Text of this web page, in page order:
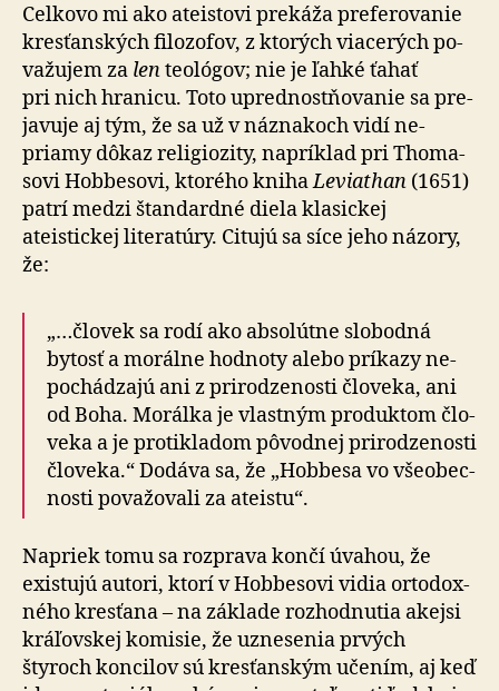
Celkovo mi ako ateistovi prekáža pre­fe­ro­vanie
kres­ťan­ských filo­zofov, z ktorých via­cerých po­
va­žujem za lenteo­ló­gov; nie je ľahké ťahať
pri nich hra­nicu. Toto upred­nostňo­vanie sa pre­
ja­vuje aj tým, že sa už v náznakoch vidí ne­
priamy dôkaz re­li­gio­zity, napríklad pri Tho­ma­
sovi Hobbesovi, ktorého knihaLeviathan (1651)
patrí medzi štan­dar­dné diela kla­sickej
ateistickej li­te­ra­túry. Citujú sa síce jeho názory,
že:
„…človek sa rodí ako absolútne slobodná
bytosť a mo­rálne hod­noty alebo príkazy ne­
po­chá­dzajú ani z pri­ro­dze­nosti človeka, ani
od Boha. Morálka je vlastným pro­duktom člo­
veka a je pro­ti­kladom pôvodnej pri­ro­dze­nosti
človeka.“ Dodáva sa, že „Hobbesa vo všeo­bec­
nosti po­va­žo­vali za ateistu“.
Napriek tomu sa rozprava končí úvahou, že
existujú autori, ktorí v Hobbesovi vidia orto­dox­
ného kres­ťana – na základe roz­hod­nutia akejsi
krá­ľov­skej komisie, že uzne­senia prvých
štyroch kon­cilov sú kres­ťan­ským učením, aj keď